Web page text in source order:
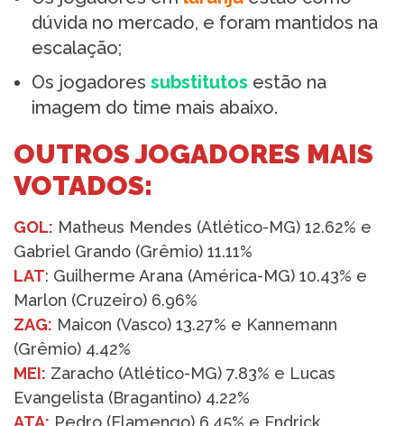
dúvida no mercado, e foram mantidos na
escalação;
Os jogadores substitutos estão na
imagem do time mais abaixo.
OUTROS JOGADORES MAIS
VOTADOS:
GOL: Matheus Mendes (Atlético-MG) 12.62% e
Gabriel Grando (Grêmio) 11.11%
LAT: Guilherme Arana (América-MG) 10.43% e
Marlon (Cruzeiro) 6.96%
ZAG: Maicon (Vasco) 13.27% e Kannemann
(Grêmio) 4.42%
MEI: Zaracho (Atlético-MG) 7.83% e Lucas
Evangelista (Bragantino) 4.22%